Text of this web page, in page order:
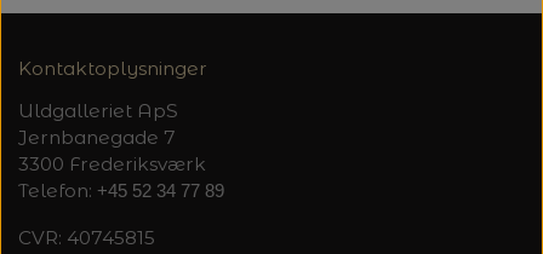
Kontaktoplysninger
Uldgalleriet ApS
Jernbanegade 7
3300 Frederiksværk
Telefon: +45 52 34 77 89
CVR: 40745815